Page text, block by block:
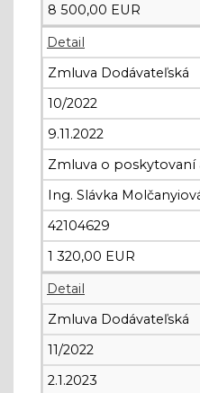
8 500,00 EUR
Detail
Zmluva Dodávateľská
10/2022
9.11.2022
Zmluva o poskytovaní
Ing. Slávka
42104629
1 320,00 EUR
Detail
Zmluva Dodávateľská
11/2022
2.1.2023